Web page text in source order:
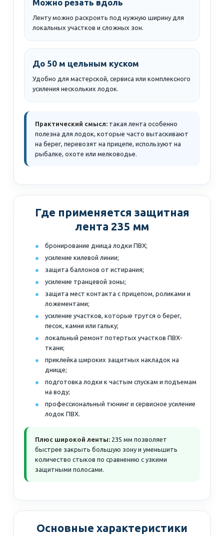
Можно резать вдоль
Ленту можно раскроить под нужную ширину для
локальных участков и сложных зон.
До 50 м цельным куском
Удобно для мастерской, сервиса или комплексного
усиления нескольких лодок.
Практический смысл: такая лента особенно
полезна для лодок, которые часто вытаскивают
на берег, перевозят на прицепе, используют на
рыбалке, охоте или мелководье.
Где применяется защитная
лента 235 мм
бронирование днища лодки ПВХ;
усиление килевой линии;
защита баллонов от истирания;
усиление транцевой зоны;
защита мест контакта с прицепом, роликами и
ложементами;
усиление участков, которые трутся о берег,
песок, камни или гальку;
локальный ремонт потертых участков ПВХ-
ткани;
приклейка широких защитных накладок на
днище;
подготовка лодки к частым спускам и подъемам
на воду;
профессиональный тюнинг и сервисное усиление
лодок ПВХ.
Плюс широкой ленты: 235 мм позволяет
быстрее закрыть большую зону и уменьшить
количество стыков по сравнению с узкими
защитными полосами.
Основные характеристики